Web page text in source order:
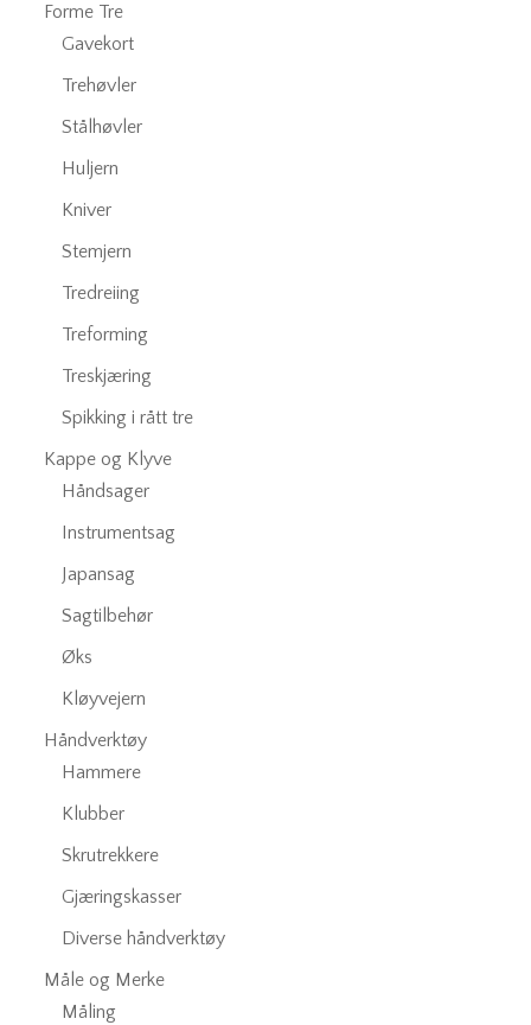
Forme Tre
Gavekort
Trehøvler
Stålhøvler
Huljern
Kniver
Stemjern
Tredreiing
Treforming
Treskjæring
Spikking i rått tre
Kappe og Klyve
Håndsager
Instrumentsag
Japansag
Sagtilbehør
Øks
Kløyvejern
Håndverktøy
Hammere
Klubber
Skrutrekkere
Gjæringskasser
Diverse håndverktøy
Måle og Merke
Måling